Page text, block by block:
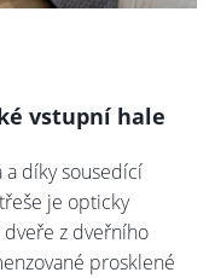
vstupní hale
a díky sousedící
je opticky
z dveřního
prosklené